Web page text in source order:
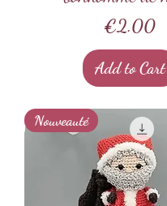
Price
€2.00
Add to Cart
Nouveauté